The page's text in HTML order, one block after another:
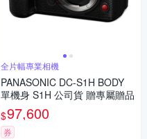
全片幅專業相機
PANASONIC DC-S1H BODY
單機身 S1H 公司貨 贈專屬贈品
$97,600
券